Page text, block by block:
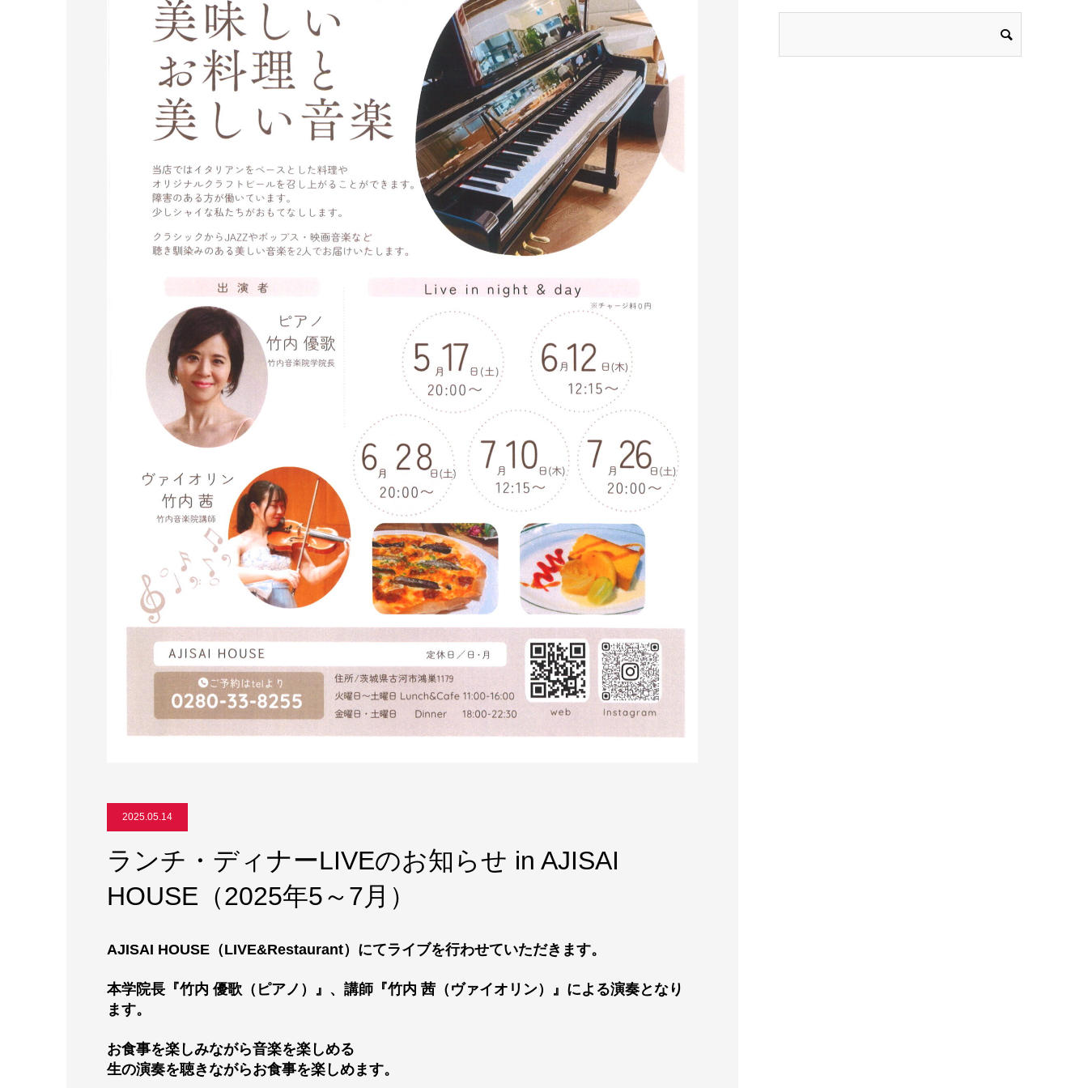
2025.05.14
ランチ・ディナーLIVEのお知らせ in AJISAI
HOUSE（2025年5～7月）
AJISAI HOUSE（LIVE&Restaurant）にてライブを行わせていただきます。
本学院長『竹内 優歌（ピアノ）』、講師『竹内 茜（ヴァイオリン）』による演奏となり
ます。
お食事を楽しみながら音楽を楽しめる
生の演奏を聴きながらお食事を楽しめます。